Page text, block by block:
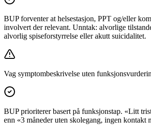
BUP forventer at helsestasjon, PPT og/eller
involvert der relevant. Unntak: alvorlige
alvorlig spiseforstyrrelse eller akutt suicidalitet.
Vag symptombeskrivelse uten
BUP prioriterer basert på funksjonstap. «Litt
enn «3 måneder uten skolegang, ingen kontakt